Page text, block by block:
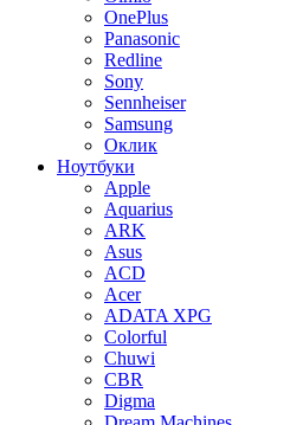
OnePlus
Panasonic
Redline
Sony
Sennheiser
Samsung
Оклик
Ноутбуки
Apple
Aquarius
ARK
Asus
ACD
Acer
ADATA XPG
Colorful
Chuwi
CBR
Digma